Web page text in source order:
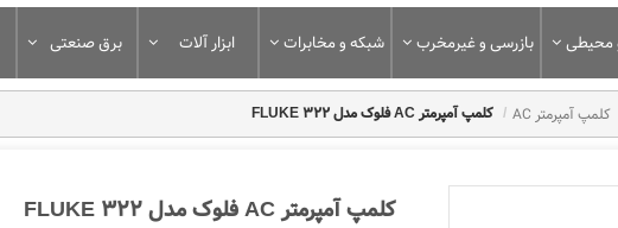
محیطی بازرسی و غیرمخرب شبکه و مخابرات ابزار آلات برق صنعتی
کلمپ آمپرمتر AC کلمپ آمپرمتر AC فلوک مدل FLUKE 322
کلمپ آمپرمتر AC فلوک مدل FLUKE 322